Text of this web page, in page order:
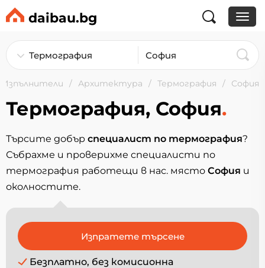
daibau.bg
Изпълнители Архитектура Термография София
Термография, София.
Търсите добър специалист по термография?
Събрахме и проверихме специалисти по
термография работещи в нас. място София и
околностите.
Безплатно, без комисионна